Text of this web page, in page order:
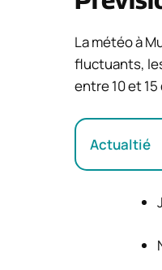
La météo à
fluctuants,
entre 10 et
Actualtié